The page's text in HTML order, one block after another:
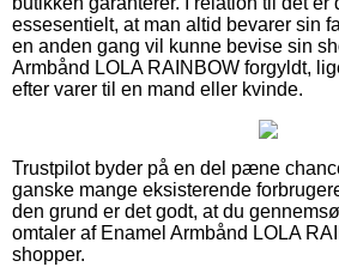
essesentielt, at man altid bevarer sin
en anden gang vil kunne bevise sin
Armbånd LOLA RAINBOW forgyldt,
efter varer til en mand eller kvinde.
Trustpilot byder på en del pæne
ganske mange eksisterende
den grund er det godt, at du
omtaler af Enamel Armbånd LOLA
shopper.